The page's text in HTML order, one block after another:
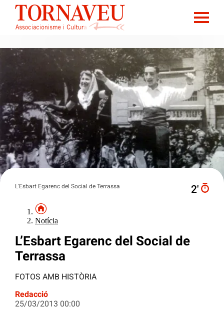
L'Esbart Egarenc del Social de Terrassa 2′
Notícia
L’Esbart Egarenc del Social de
Terrassa
FOTOS AMB HISTÒRIA
Redacció
25/03/2013 00:00